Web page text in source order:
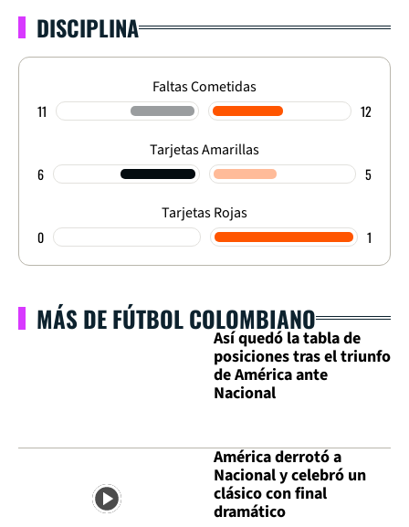
DISCIPLINA
Faltas Cometidas
11 12
Tarjetas Amarillas
6 5
Tarjetas Rojas
0 1
MÁS DE FÚTBOL COLOMBIANO
Así quedó la tabla de
posiciones tras el triunfo
de América ante
Nacional
América derrotó a
Nacional y celebró un
clásico con final
dramático